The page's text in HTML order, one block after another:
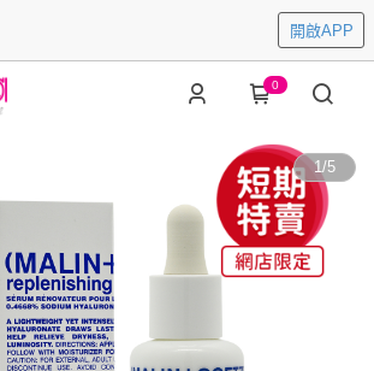
開啟APP
0
1/5